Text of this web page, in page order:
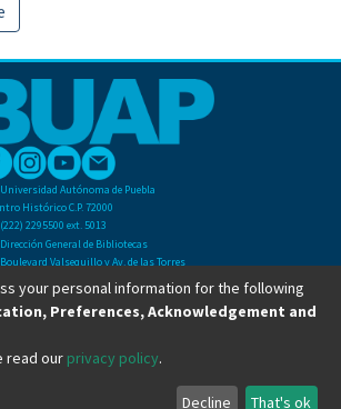
Autónoma de Puebla
Histórico C.P. 72000
2295500 ext. 5013
Dirección General de Bibliotecas
Boulevard Valsequillo y Av. de las Torres
Ciudad Universitaria. Col. San Manuel
C.P. 72570
Teléfono +52 (222) 2295500 Ext 2901
Dirección General de Bibliotecas - BUAP 2024. All right reserved.
your personal information for the following
Preferences, Acknowledgement and
read our privacy policy.
Decline That's ok